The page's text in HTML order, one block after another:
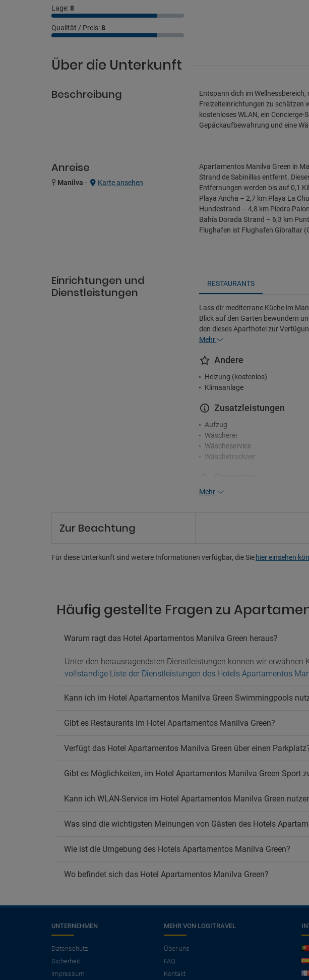
Lage:8
Qualität / Preis:8
Über die Unterkunft
Beschreibung
Entspann dich im
Freizeiteinrichtungen zu schätzen
kostenloses WLAN, ein
Gepäckaufbewahrung und eine
Anreise
Manilva - Karte ansehen
Apartamentos Manilva Green in
Strand de Sabinillas entfernt.
Entfernungen werden bis auf 0,1
Playa Ancha – 2,7 km Playa La
Hundestrand – 4,8 km Piedra
Bahía Dorada Strand – 6,3 km
Flughafen ist Flughafen Gibraltar
Einrichtungen und
Dienstleistungen
RESTAURANTS
Lass dir mediterrane Küche im
Blick auf den Garten bewundern
den dieses Aparthotel zur
Mehr
Andere
Heizung (kostenlos)
Klimaanlage
Zusatzleistungen
Aufzug
Wäscherei
Wäscheservice
Wäschetrockner
Concierge-Service
Geschäfte im Hotel
Parkplatz
Mehr
Zur Beachtung
Für diese Unterkunft sind weitere Informationen verfügbar, die Sie hier einsehen
Häufig gestellte Fragen zu
Warum ragt das Hotel Apartamentos Manilva Green heraus?
Unter den herausragendsten Dienstleistungen können wir
vollständige Liste der Dienstleistungen des Hotels Apartamentos
Kann ich im Hotel Apartamentos Manilva Green Swimmingpools
Gibt es Restaurants im Hotel Apartamentos Manilva Green?
Verfügt das Hotel Apartamentos Manilva Green über einen
Gibt es Möglichkeiten, im Hotel Apartamentos Manilva Green Sport
Kann ich WLAN-Service im Hotel Apartamentos Manilva Green
Was sind die wichtigsten Meinungen von Gästen des Hotels
Wie ist die Umgebung des Hotels Apartamentos Manilva Green?
Wo befindet sich das Hotel Apartamentos Manilva Green?
Benötigen Sie einen
Flug?
UNTERNEHMEN
Datenschutz
Sicherheit
Impressum
MEHR VON LOGITRAVEL
Über uns
FAQ
Kontakt